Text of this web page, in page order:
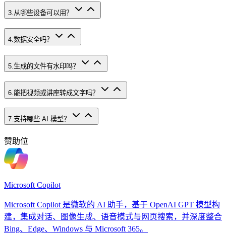
3.从哪些设备可以用？
4.数据安全吗？
5 生成的文件有水印吗？
6 能把视频或讲座转成文字吗？
7.支持哪些 AI 模型？
赞助位
Microsoft Copilot
Microsoft Copilot 是微软的 AI 助手，基于 OpenAI GPT 模型构
建，集成对话、图像生成、语音模式与网页搜索，并深度整合
Bing、Edge、Windows 与 Microsoft 365。